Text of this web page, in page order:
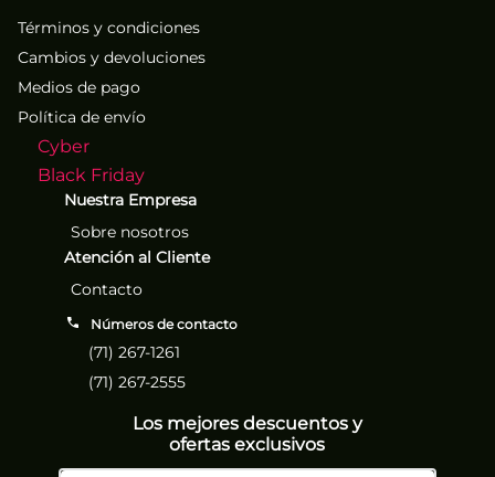
Términos y condiciones
Cambios y devoluciones
Medios de pago
Política de envío
Cyber
Black Friday
Nuestra Empresa
Sobre nosotros
Atención al Cliente
Contacto
Números de contacto
(71) 267-1261
(71) 267-2555
Los mejores descuentos y
ofertas exclusivos